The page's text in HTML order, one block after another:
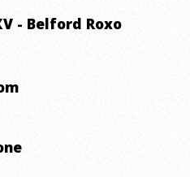
- Belford Roxo